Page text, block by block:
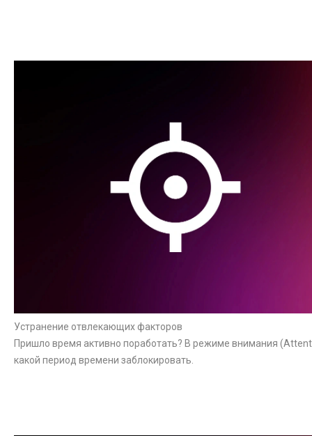
Устранение отвлекающих факторов
Пришло время активно поработать? В режиме внимания
какой период времени заблокировать.